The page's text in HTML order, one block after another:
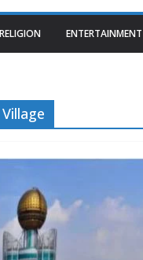
RELIGION ENTERTAINMENT